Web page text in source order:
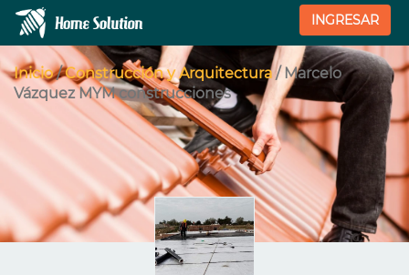
INGRESAR
Inicio/Construcción y Arquitectura / Marcelo
Vázquez MYM construcciones